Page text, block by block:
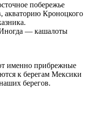
побережье
акваторию Кроноцкого
— кашалоты
именно прибрежные
к берегам Мексики
берегов.